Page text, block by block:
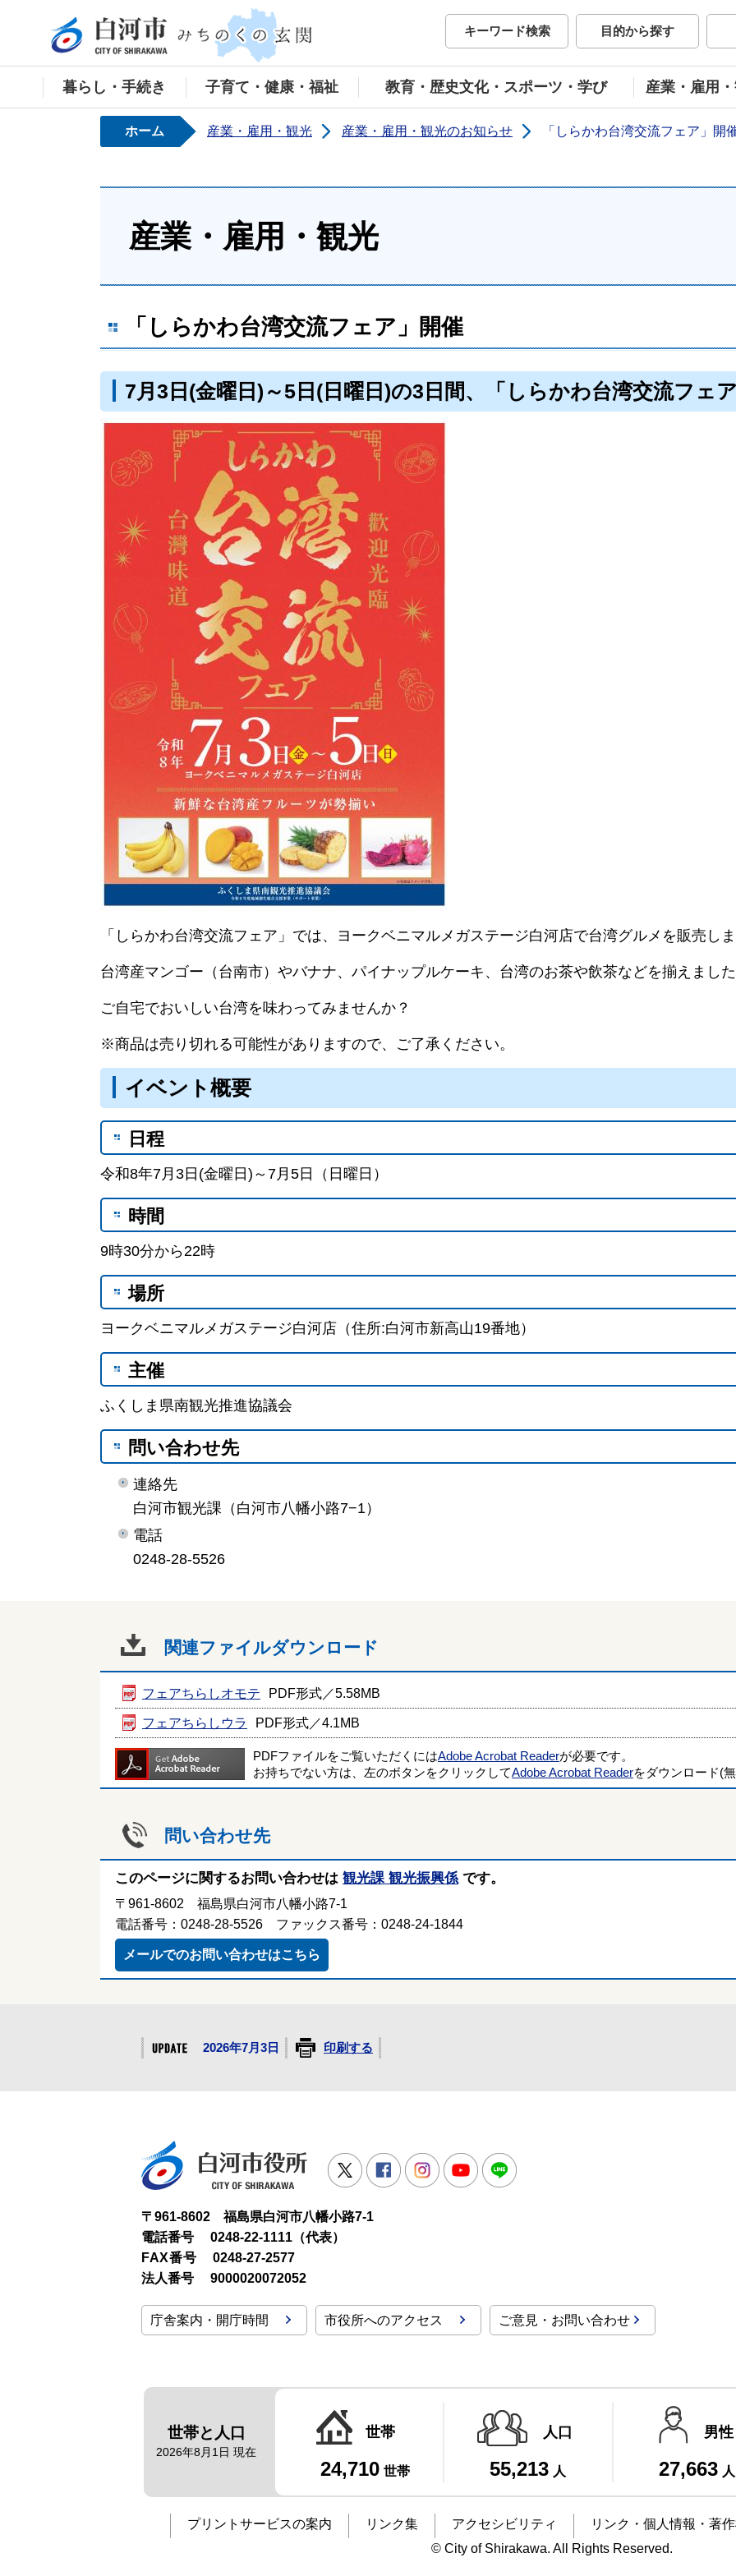
白河市公式ホームページ
キーワード検索
目的から探す
暮らし・手続き 子育て・健康・福祉 教育・歴史文化・スポーツ・学び 産業・雇用
ホーム 産業・雇用・観光 産業・雇用・観光のお知らせ 「しらかわ台湾交流フェア」開
産業・雇用・観光
「しらかわ台湾交流フェア」開催
7月3日(金曜日)～5日(日曜日)の3日間、「しらかわ台湾交流フェ
「しらかわ台湾交流フェア」では、ヨークベニマルメガステージ白河店で台湾グルメを販売し
台湾産マンゴー（台南市）やバナナ、パイナップルケーキ、台湾のお茶や飲茶などを揃えまし
ご自宅でおいしい台湾を味わってみませんか？
※商品は売り切れる可能性がありますので、ご了承ください。
イベント概要
日程
令和8年7月3日(金曜日)～7月5日（日曜日）
時間
9時30分から22時
場所
ヨークベニマルメガステージ白河店（住所:白河市新高山19番地）
主催
ふくしま県南観光推進協議会
問い合わせ先
連絡先
白河市観光課（白河市八幡小路7−1）
電話
0248-28-5526
関連ファイルダウンロード
フェアちらしオモテ PDF形式／5.58MB
フェアちらしウラ PDF形式／4.1MB
PDFファイルをご覧いただくにはAdobe Acrobat Readerが必要です。
お持ちでない方は、左のボタンをクリックしてAdobe Acrobat Readerをダウンロード(
問い合わせ先
このページに関するお問い合わせは 観光課 観光振興係 です。
〒961-8602 福島県白河市八幡小路7-1
電話番号：0248-28-5526 ファックス番号：0248-24-1844
メールでのお問い合わせはこちら
2026年7月3日 印刷する
白河市役所
Twitter FacebookInstagramYoutube
〒961-8602 福島県白河市八幡小路7-1
電話番号
0248-22-1111（代表）
FAX番号
0248-27-2577
法人番号
9000020072052
庁舎案内・開庁時間 市役所へのアクセス ご意見・お問い合わせ
世帯と人口
2026年8月1日 現在
世帯
24,710 世帯
人口
55,213 人
男性
27,663 人
プリントサービスの案内 リンク集 アクセシビリティ
リンク・個人情報・著
© City of Shirakawa. All Rights Reserved.